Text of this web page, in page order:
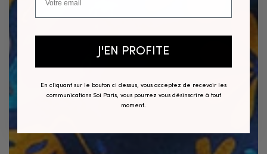
J'EN PROFITE
En cliquant sur le bouton ci dessus, vous acceptez de recevoir les
communications Soi Paris, vous pourrez vous désinscrire à tout
moment.